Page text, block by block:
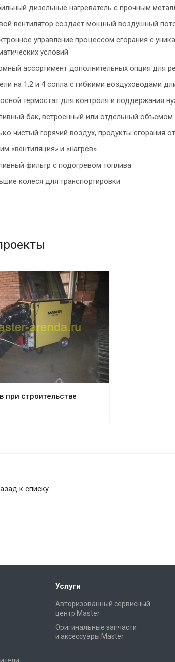
дизельные нагреватель с прочным
вентилятор создает мощный воздушный
управление процессом сгорания с
условий
ассортимент дополнительных опция для
на 1,2 и 4 сопла с гибкими воздуховодами
термостат для контроля и поддержания
бак, встроенный или отдельный объемом
чистый горячий воздух, продукты сгорания
«вентиляция» и «нагрев»
фильтр с подогревом топлива
колеся для транспортировки
при строительстве
к списку
Услуги
Авторизованный сервисный
центр Master
Оригинальные запчасти
и аксессуары Master